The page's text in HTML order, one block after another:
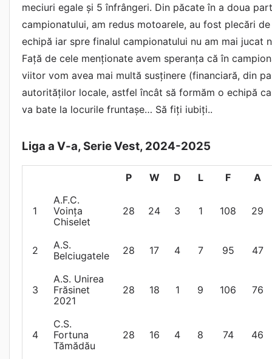
meciuri egale și 5 înfrângeri. Din păcate în a doua
campionatului, am redus motoarele, au fost plecări
echipă iar spre finalul campionatului nu am mai jucat
Față de cele menționate avem speranța că în
viitor vom avea mai multă susținere (financiară, din
autorităților locale, astfel încât să formăm o echipă
va bate la locurile fruntașe… Să fiți iubiți..
Liga a V-a, Serie Vest, 2024-2025
P W D L F A
1
A.F.C.
Voința
Chiselet
28 24 3 1 108 29
2
A.S.
Belciugatele
28 17 4 7 95 47
3
A.S. Unirea
Frăsinet
2021
28 18 1 9 106 76
4
C.S.
Fortuna
Tămădău
28 16 4 8 74 46